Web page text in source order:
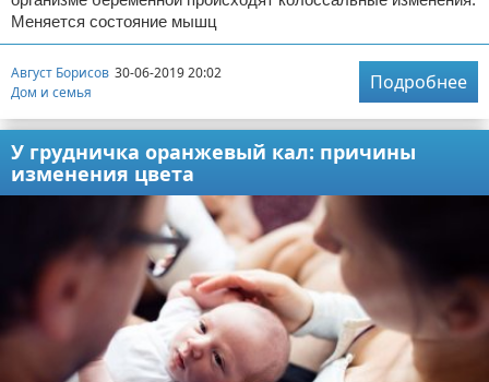
Меняется состояние мышц
Август Борисов 30-06-2019 20:02
Дом и семья
Подробнее
У грудничка оранжевый кал: причины
изменения цвета